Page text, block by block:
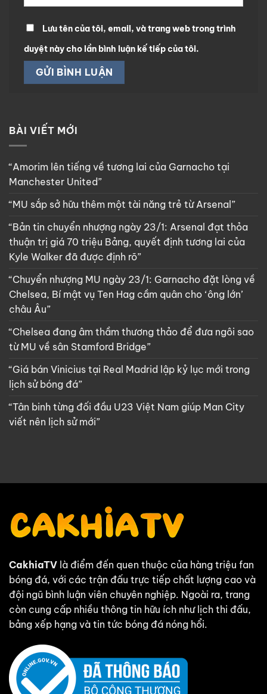
Lưu tên của tôi, email, và trang web trong trình
duyệt này cho lần bình luận kế tiếp của tôi.
BÀI VIẾT MỚI
“Amorim lên tiếng về tương lai của Garnacho tại
Manchester United”
“MU sắp sở hữu thêm một tài năng trẻ từ Arsenal”
“Bản tin chuyển nhượng ngày 23/1: Arsenal đạt thỏa
thuận trị giá 70 triệu Bảng, quyết định tương lai của
Kyle Walker đã được định rõ”
“Chuyển nhượng MU ngày 23/1: Garnacho đặt lòng về
Chelsea, Bí mật vụ Ten Hag cầm quân cho ‘ông lớn’
châu Âu”
“Chelsea đang âm thầm thương thảo để đưa ngôi sao
từ MU về sân Stamford Bridge”
“Giá bán Vinicius tại Real Madrid lập kỷ lục mới trong
lịch sử bóng đá”
“Tân binh từng đối đầu U23 Việt Nam giúp Man City
viết nên lịch sử mới”
CakhiaTV là điểm đến quen thuộc của hàng triệu fan
bóng đá, với các trận đấu trực tiếp chất lượng cao và
đội ngũ bình luận viên chuyên nghiệp. Ngoài ra, trang
còn cung cấp nhiều thông tin hữu ích như lịch thi đấu,
bảng xếp hạng và tin tức bóng đá nóng hổi.